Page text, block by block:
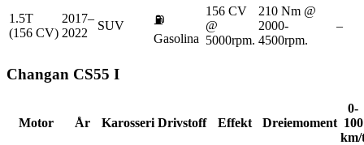
1.5T
(156 CV)
2017–
2022
SUV
⛽
Gasolina
156 CV
@
5000rpm.
210 Nm @
2000-
4500rpm.
–
Changan CS55 I
Motor År Karosseri Drivstoff Effekt Dreiemoment
0-
100
km/